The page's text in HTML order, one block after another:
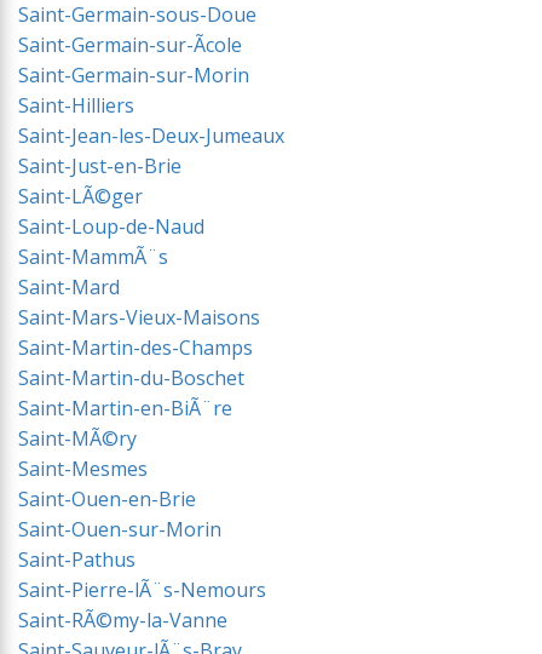
Saint-Germain-sous-Doue
Saint-Germain-sur-Ãcole
Saint-Germain-sur-Morin
Saint-Hilliers
Saint-Jean-les-Deux-Jumeaux
Saint-Just-en-Brie
Saint-LÃ©ger
Saint-Loup-de-Naud
Saint-MammÃ¨s
Saint-Mard
Saint-Mars-Vieux-Maisons
Saint-Martin-des-Champs
Saint-Martin-du-Boschet
Saint-Martin-en-BiÃ¨re
Saint-MÃ©ry
Saint-Mesmes
Saint-Ouen-en-Brie
Saint-Ouen-sur-Morin
Saint-Pathus
Saint-Pierre-lÃ¨s-Nemours
Saint-RÃ©my-la-Vanne